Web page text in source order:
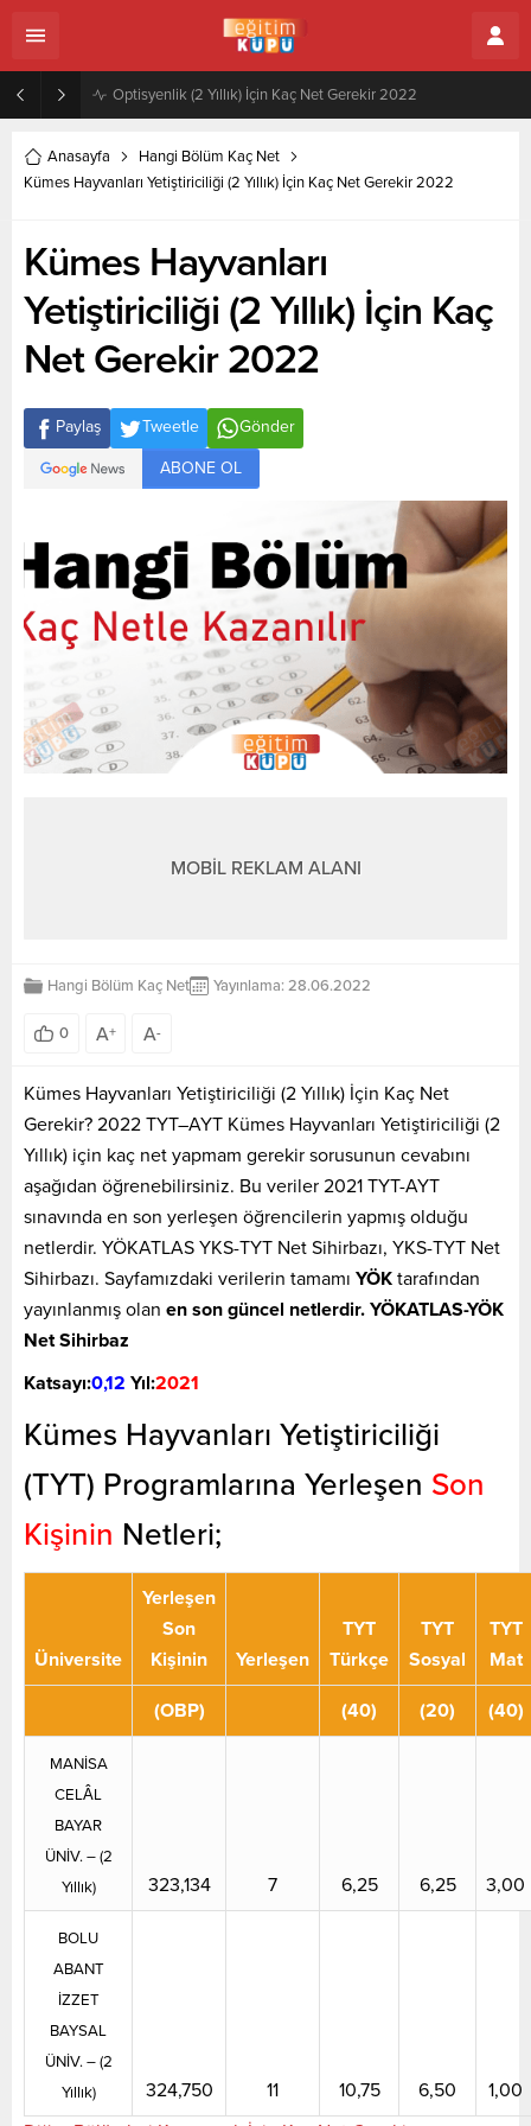
Anasayfa
Hangi Bölüm Kaç Net
Kümes Hayvanları Yetiştiriciliği (2 Yıllık) İçin Kaç Net Gerekir 2022
Kümes Hayvanları
Yetiştiriciliği (2 Yıllık) İçin Kaç
Net Gerekir 2022
Paylaş Tweetle Gönder
ABONE OL
MOBİL REKLAM ALANI
Hangi Bölüm Kaç Net Yayınlama: 28.06.2022
0 A+ A-
Kümes Hayvanları Yetiştiriciliği (2 Yıllık) İçin Kaç Net
Gerekir? 2022 TYT–AYT Kümes Hayvanları Yetiştiriciliği (2
Yıllık) için kaç net yapmam gerekir sorusunun cevabını
aşağıdan öğrenebilirsiniz. Bu veriler 2021 TYT-AYT
sınavında en son yerleşen öğrencilerin yapmış olduğu
netlerdir. YÖKATLAS YKS-TYT Net Sihirbazı, YKS-TYT Net
Sihirbazı. Sayfamızdaki verilerin tamamı YÖK tarafından
yayınlanmış olan en son güncel netlerdir. YÖKATLAS-YÖK
Net Sihirbaz
Katsayı:0,12 Yıl:2021
Kümes Hayvanları Yetiştiriciliği
(TYT) Programlarına Yerleşen Son
Kişinin Netleri;
Üniversite
Yerleşen
Son
Kişinin
Yerleşen
TYT
Türkçe
TYT
Sosyal
TYT
Mat
(OBP) (40) (20) (40)
MANİSA
CELÂL
BAYAR
ÜNİV. – (2
Yıllık)
323,134 7 6,25 6,25 3,00
BOLU
ABANT
İZZET
BAYSAL
ÜNİV. – (2
Yıllık)
324,750 11 10,75 6,50
1,00